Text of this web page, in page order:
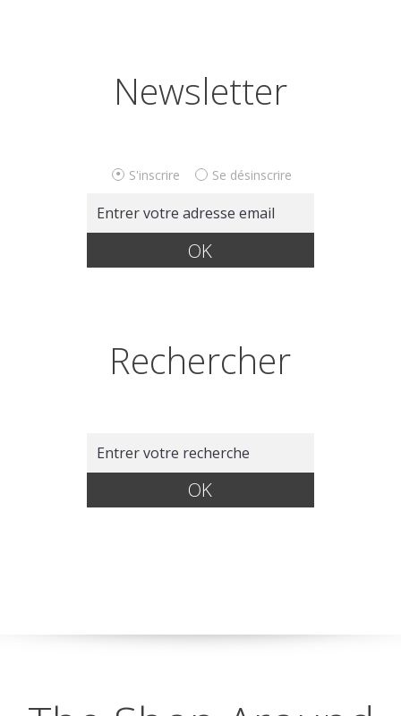
Newsletter
S'inscrire Se désinscrire
Rechercher